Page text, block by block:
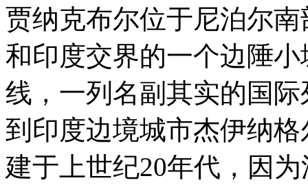
贾
纳
克
布
尔
位
于
尼
泊
尔
部
的
贾纳克布尔位于尼泊尔
和印度交界的一个边陲
线，一列名副其实的国
到印度边境城市杰伊纳格
建于上世纪20年代，因